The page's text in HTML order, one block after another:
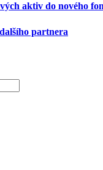
aktiv do nového
partnera